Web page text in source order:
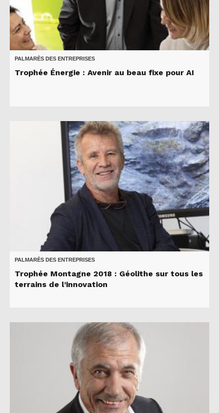
PALMARÈS DES ENTREPRISES
Trophée Énergie : Avenir au beau fixe pour AI
PALMARÈS DES ENTREPRISES
Trophée Montagne 2018 : Géolithe sur tous les
terrains de l’innovation